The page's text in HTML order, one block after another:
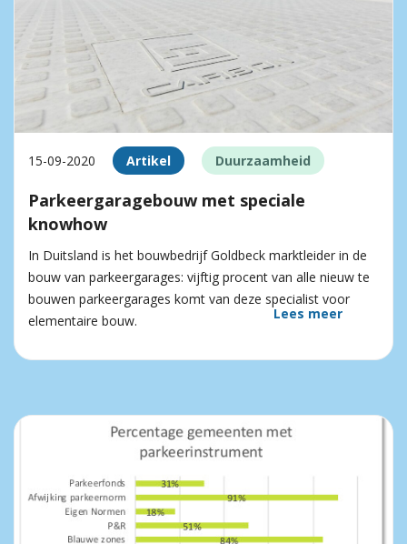
15-09-2020 Artikel Duurzaamheid
Parkeergaragebouw met speciale
knowhow
In Duitsland is het bouwbedrijf Goldbeck marktleider in de
bouw van parkeergarages: vijftig procent van alle nieuw te
bouwen parkeergarages komt van deze specialist voor
elementaire bouw.
Lees meer